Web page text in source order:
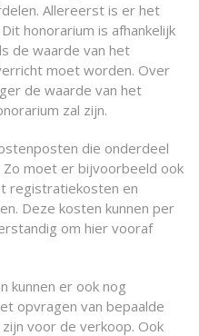
Allereerst is er het
honorarium is afhankelijk
de waarde van het
moet worden. Over
de waarde van het
zal zijn.
die onderdeel
moet er bijvoorbeeld ook
registratiekosten en
Deze kosten kunnen per
om hier vooraf
kunnen er ook nog
opvragen van bepaalde
voor de verkoop. Ook